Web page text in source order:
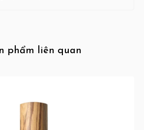
phẩm liên quan